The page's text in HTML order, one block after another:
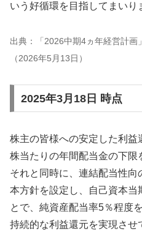
いう好循環を目指してまいり
出典：「2026中期4ヵ年経営計画
（2026年5月13日）
2025年3月18日 時点
株主の皆様への安定した利益
株当たりの年間配当金の下限
それと同時に、連結配当性
本方針を設定し、自己資本当
とで、純資産配当率5％程度
持続的な利益還元を実現させ